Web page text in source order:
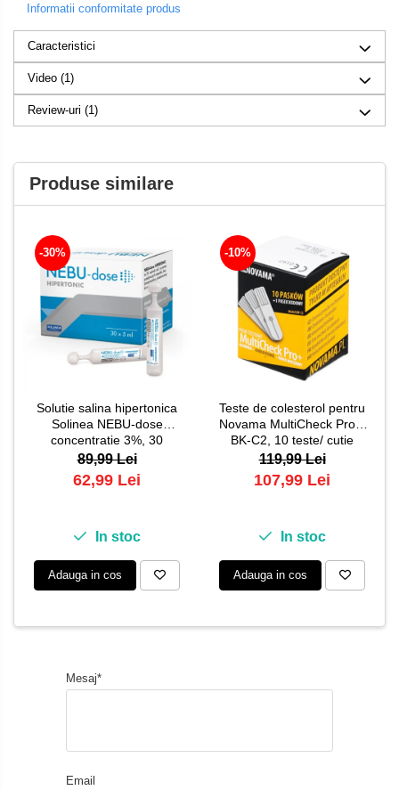
Informatii conformitate produs
Caracteristici
Video (1)
Review-uri (1)
Produse similare
-30%
Solutie salina hipertonica
Solinea NEBU-dose
concentratie 3%, 30
monodoze x 5 ml
89,99 Lei
62,99 Lei
In stoc
Adauga in cos
-10%
Teste de colesterol pentru
Novama MultiCheck Pro+,
BK-C2, 10 teste/ cutie
119,99 Lei
107,99 Lei
In stoc
Adauga in cos
Mesaj*
Email